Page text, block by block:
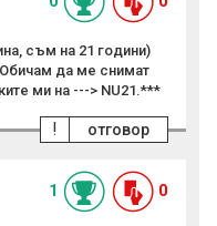
съм на 21 години)
да ме снимат
ми на ---> NU21.***
отговор
!
1 0